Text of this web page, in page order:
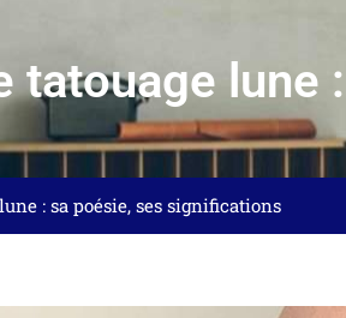
tatouage lune
: sa poésie, ses significations